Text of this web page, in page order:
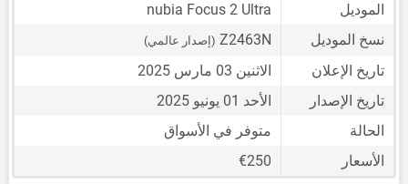
الموديل
nubia Focus 2 Ultra
نسخ الموديل
Z2463N (إصدار عالمي)
تاريخ الإعلان
الاثنين 03 مارس 2025
تاريخ الإصدار
الأحد 01 يونيو 2025
الحالة
متوفر في الأسواق
الأسعار
€250